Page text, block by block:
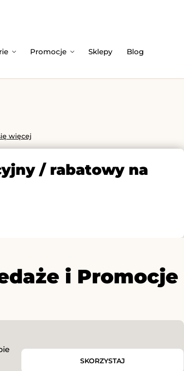
Promocje Sklepy Blog
więcej
/ rabatowy na
i Promocje
SKORZYSTAJ